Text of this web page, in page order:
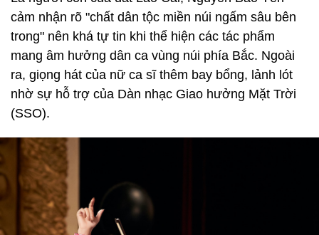
cảm nhận rõ "chất dân tộc miền núi ngấm sâu bên
trong" nên khá tự tin khi thể hiện các tác phẩm
mang âm hưởng dân ca vùng núi phía Bắc. Ngoài
ra, giọng hát của nữ ca sĩ thêm bay bổng, lảnh lót
nhờ sự hỗ trợ của Dàn nhạc Giao hưởng Mặt Trời
(SSO).